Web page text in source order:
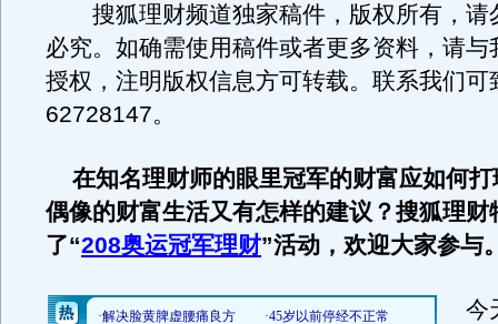
搜狐理财频道独家稿件，版权所有，请
必究。如确需使用稿件或者更多资料，请与
授权，注明版权信息方可转载。联系我们可
62728147。
在知名理财师的眼里冠军的财富应如何
偶像的财富生活又有怎样的建议？搜狐理财
了“208奥运冠军理财”活动，欢迎大家参与
今